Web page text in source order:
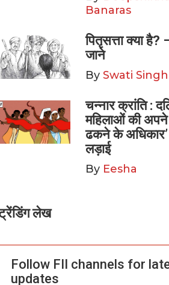
Banaras
पितृसत्ता क्या
जाने
By Swati Singh
चन्नार क्रांति :
महिलाओं की अपने
ढकने के
लड़ाई
By Eesha
लेख
Follow FII channels for
updates